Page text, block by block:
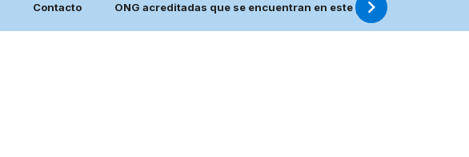
Contacto ONG acreditadas que se encuentran en este país